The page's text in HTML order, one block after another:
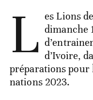
L es Lions
dimanche
d’Ivoire,
préparations pour
nations 2023.